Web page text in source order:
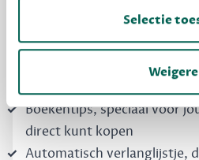
Selectie
vrienden. Krijg én geef
Schrijf nu
Boekentips, speciaal voor
direct kunt kopen
Automatisch verlanglijstje,